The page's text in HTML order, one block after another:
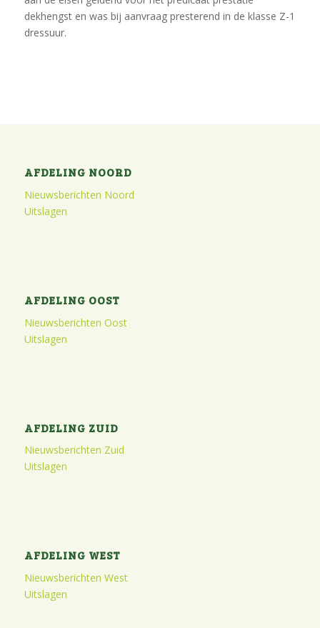
dekhengst en was bij aanvraag presterend in de klasse Z-1
dressuur.
AFDELING NOORD
Nieuwsberichten Noord
Uitslagen
AFDELING OOST
Nieuwsberichten Oost
Uitslagen
AFDELING ZUID
Nieuwsberichten Zuid
Uitslagen
AFDELING WEST
Nieuwsberichten West
Uitslagen